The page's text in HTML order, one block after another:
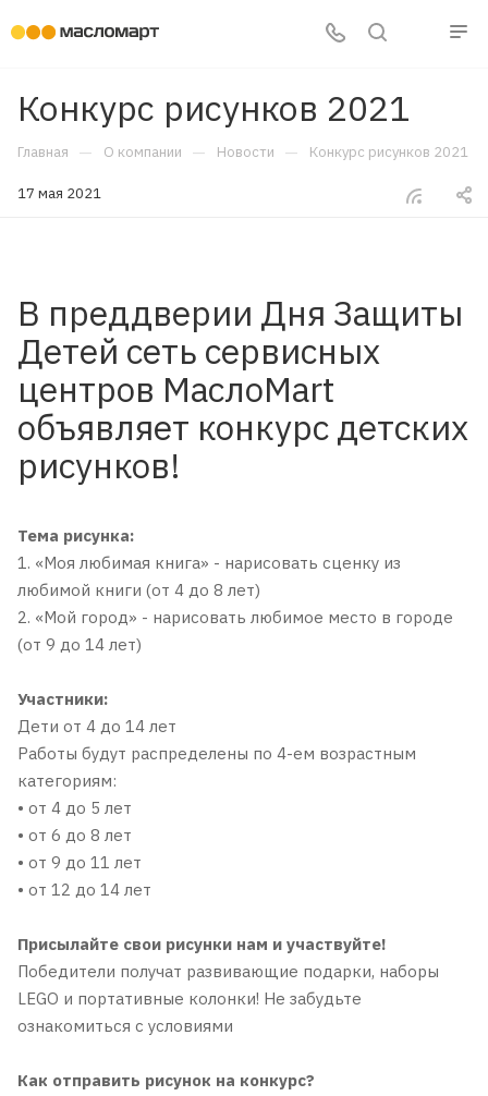
Конкурс рисунков 2021
Главная — О компании — Новости — Конкурс рисунков 2021
17 мая 2021
В преддверии Дня Защиты
Детей сеть сервисных
центров МаслоMart
объявляет конкурс детских
рисунков!
Тема рисунка:
1. «Моя любимая книга» - нарисовать сценку из
любимой книги (от 4 до 8 лет)
2. «Мой город» - нарисовать любимое место в городе
(от 9 до 14 лет)
Участники:
Дети от 4 до 14 лет
Работы будут распределены по 4-ем возрастным
категориям:
• от 4 до 5 лет
• от 6 до 8 лет
• от 9 до 11 лет
• от 12 до 14 лет
Присылайте свои рисунки нам и участвуйте!
Победители получат развивающие подарки, наборы
LEGO и портативные колонки! Не забудьте
ознакомиться с условиями
Как отправить рисунок на конкурс?